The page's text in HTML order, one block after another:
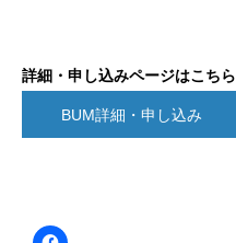
詳細・申し込みページはこちら
BUM詳細・申し込み